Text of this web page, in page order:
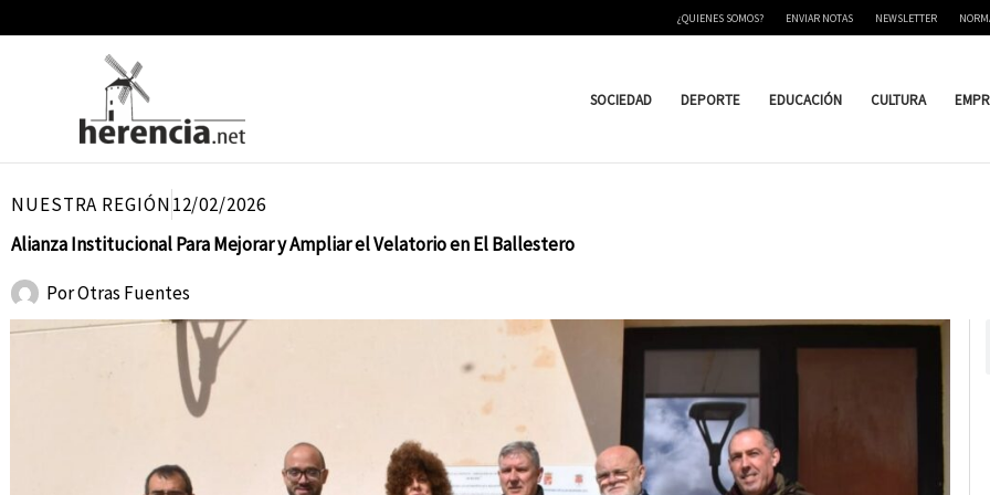
¿QUIENES SOMOS? ENVIAR NOTAS NEWSLETTER
SOCIEDAD DEPORTE EDUCACIÓN CULTURA
NUESTRA REGIÓN12/02/2026
Alianza Institucional Para Mejorar y Ampliar el Velatorio en El Ballestero
PorOtras Fuentes